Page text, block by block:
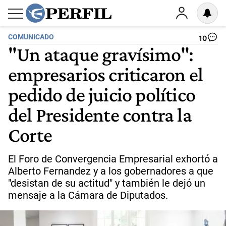
COMUNICADO 10
"Un ataque gravísimo":
empresarios criticaron el
pedido de juicio político
del Presidente contra la
Corte
El Foro de Convergencia Empresarial exhortó a
Alberto Fernandez y a los gobernadores a que
"desistan de su actitud" y también le dejó un
mensaje a la Cámara de Diputados.